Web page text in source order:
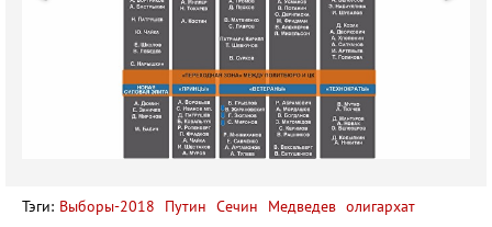
Тэги: Выборы-2018 Путин Сечин Медведев олигархат